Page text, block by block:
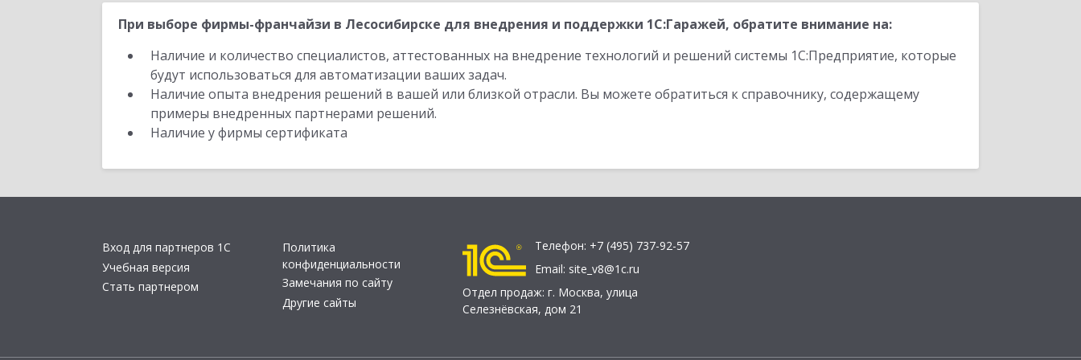
При выборе фирмы-франчайзи в Лесосибирске для внедрения и поддержки 1С:Гаражей, обратите внимание на:
Наличие и количество специалистов, аттестованных на внедрение технологий и решений системы 1С:Предприятие, которые
будут использоваться для автоматизации ваших задач.
Наличие опыта внедрения решений в вашей или близкой отрасли. Вы можете обратиться к справочнику, содержащему
примеры внедренных партнерами решений.
Наличие у фирмы сертификата
Вход для партнеров 1С
Учебная версия
Стать партнером
Политика
конфиденциальности
Замечания по сайту
Другие сайты
Телефон: +7 (495) 737-92-57
Email: site_v8@1c.ru
Отдел продаж: г. Москва, улица
Селезнёвская, дом 21